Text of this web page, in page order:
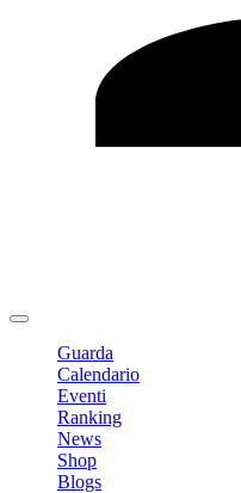
Guarda
Calendario
Eventi
Ranking
News
Shop
Blogs